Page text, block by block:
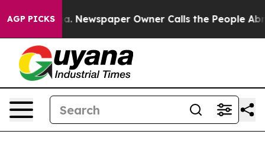
AGP PICKSNewspaper Owner Calls the People